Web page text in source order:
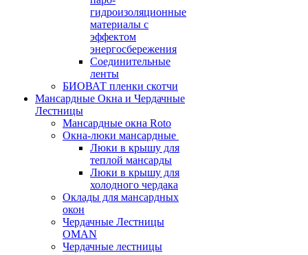
гидроизоляционные
материалы с
эффектом
энергосбережения
Соединительные
ленты
БИОВАТ пленки скотчи
Мансардные Окна и Чердачные
Лестницы
Мансардные окна Roto
Окна-люки мансардные
Люки в крышу для
теплой мансарды
Люки в крышу для
холодного чердака
Оклады для мансардных
окон
Чердачные Лестницы
OMAN
Чердачные лестницы